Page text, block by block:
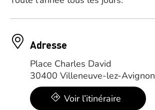
Adresse
Place Charles David
30400 Villeneuve-lez-Avignon
Voir l’itinéraire